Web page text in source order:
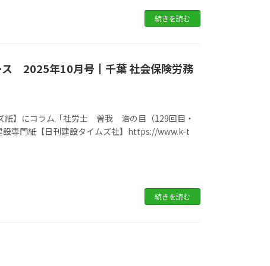
続きを読む
ス 2025年10月号┃千葉 社会保険労務
紙】にコラム「社労士 曽我 浩の目（129回目・
設専門紙【日刊建設タイムズ社】https://www.k-t
続きを読む